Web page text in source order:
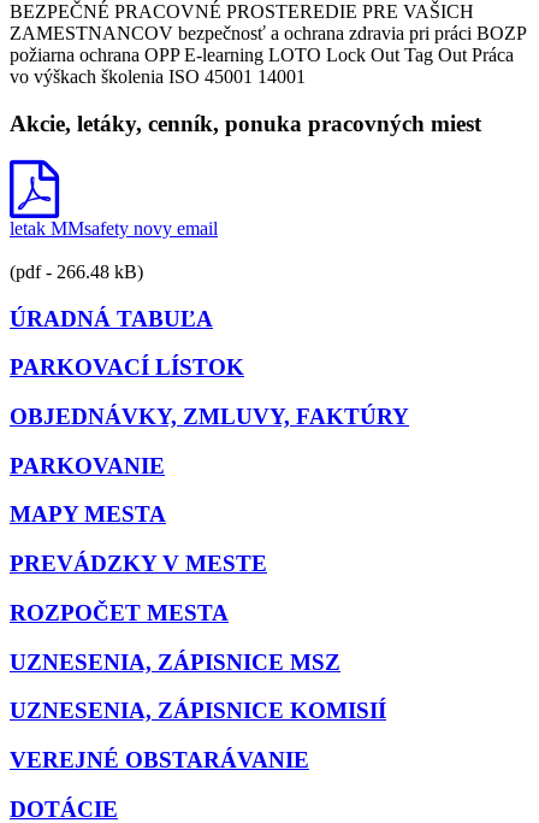
BEZPEČNÉ PRACOVNÉ PROSTEREDIE PRE VAŠICH
ZAMESTNANCOV bezpečnosť a ochrana zdravia pri práci BOZP
požiarna ochrana OPP E-learning LOTO Lock Out Tag Out Práca
vo výškach školenia ISO 45001 14001
Akcie, letáky, cenník, ponuka pracovných miest
letak MMsafety novy email
(pdf - 266.48 kB)
ÚRADNÁ TABUĽA
PARKOVACÍ LÍSTOK
OBJEDNÁVKY, ZMLUVY, FAKTÚRY
PARKOVANIE
MAPY MESTA
PREVÁDZKY V MESTE
ROZPOČET MESTA
UZNESENIA, ZÁPISNICE MSZ
UZNESENIA, ZÁPISNICE KOMISIÍ
VEREJNÉ OBSTARÁVANIE
DOTÁCIE